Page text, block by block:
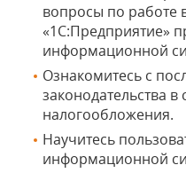
вопросы по работе
«1С:Предприятие»
информационной
Ознакомитесь с
законодательства в
налогообложения.
Научитесь
информационной